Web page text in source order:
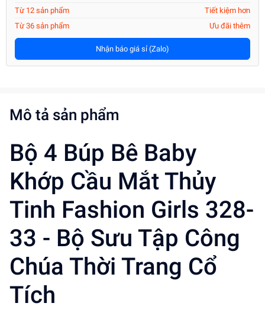
Từ 12 sản phẩm
Tiết kiệm hơn
Từ 36 sản phẩm
Ưu đãi thêm
Nhận báo giá sỉ (Zalo)
Mô tả sản phẩm
Bộ 4 Búp Bê Baby
Khớp Cầu Mắt Thủy
Tinh Fashion Girls 328-
33 - Bộ Sưu Tập Công
Chúa Thời Trang Cổ
Tích